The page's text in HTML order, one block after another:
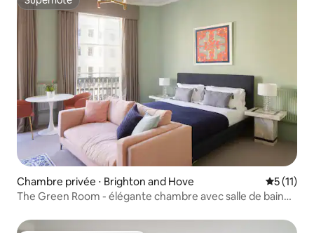
Superhôte
Chambre privée ⋅ Brighton and Hove
5 (11)
The Green Room - élégante chambre avec salle de bain